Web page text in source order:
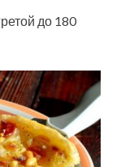
до 180